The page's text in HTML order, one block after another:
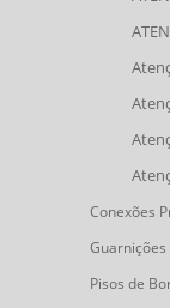
Conexões
Pisos de